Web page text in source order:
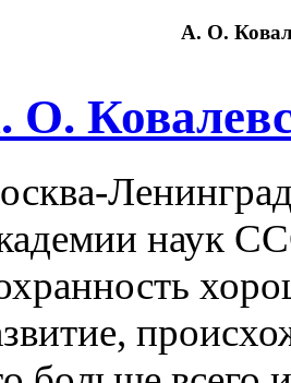
А. О.
О.
наук